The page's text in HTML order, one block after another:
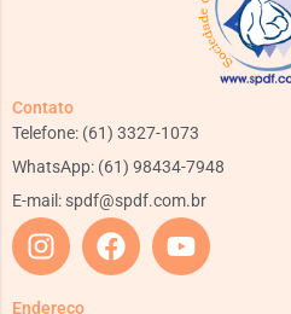
Contato
Telefone: (61) 3327-1073
WhatsApp: (61) 98434-7948
E-mail: spdf@spdf.com.br
Endereço